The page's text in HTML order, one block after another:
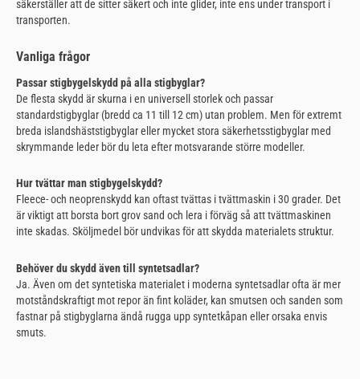
säkerställer att de sitter säkert och inte glider, inte ens under transport i
transporten.
Vanliga frågor
Passar stigbygelskydd på alla stigbyglar?
De flesta skydd är skurna i en universell storlek och passar
standardstigbyglar (bredd ca 11 till 12 cm) utan problem. Men för extremt
breda islandshäststigbyglar eller mycket stora säkerhetsstigbyglar med
skrymmande leder bör du leta efter motsvarande större modeller.
Hur tvättar man stigbygelskydd?
Fleece- och neoprenskydd kan oftast tvättas i tvättmaskin i 30 grader. Det
är viktigt att borsta bort grov sand och lera i förväg så att tvättmaskinen
inte skadas. Sköljmedel bör undvikas för att skydda materialets struktur.
Behöver du skydd även till syntetsadlar?
Ja. Även om det syntetiska materialet i moderna syntetsadlar ofta är mer
motståndskraftigt mot repor än fint koläder, kan smutsen och sanden som
fastnar på stigbyglarna ändå rugga upp syntetkåpan eller orsaka envis
smuts.